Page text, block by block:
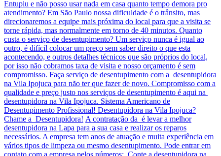
Entupiu e não posso usar nada em casa quanto tempo demora pro
atendimento? Em São Paulo nossa dificuldade é o trânsito, mas
direcionaremos a equipe mais próxima do local para que a visita se
torne rápida, mas normalmente em torno de 40 minutos. Quanto
custa o serviço de desentupimento? Um serviço nunca é igual ao
outro, é difícil colocar um preço sem saber direito o que esta
acontecendo, e outros detalhes técnicos que são próprios do local,
por isso não cobramos taxa de visita e nosso orçamento é sem
compromisso. Faça serviço de desentupimento com a desentupidora
na Vila Ipojuca para não ter que fazer de novo. Compromisso com a
qualidade e preço justo nos serviços de desentupimento é aqui na
desentupidora na Vila Ipojuca. Sistema Americano de
Desentupimento Profissional! Desentupidora na Vila Ipojuca?
Chame a Desentupidora! A contratação da é levar a melhor
desentupidora na Lapa para a sua casa e realizar os reparos
necessários. A empresa tem anos de atuação e muita experiência em
vários tipos de limpeza ou mesmo desentupimento. Pode entrar em